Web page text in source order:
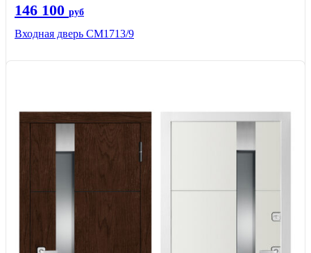
146 100 руб
Входная дверь CМ1713/9